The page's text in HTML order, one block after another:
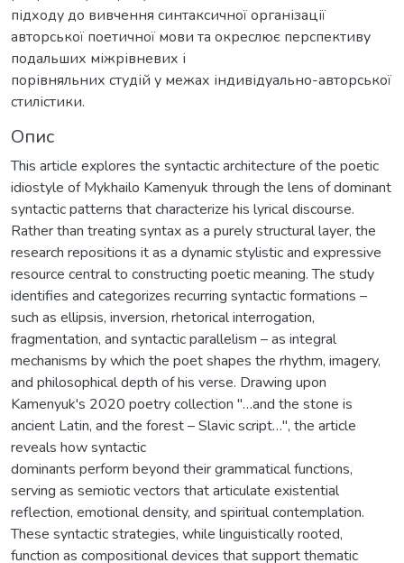
підходу до вивчення синтаксичної організації
авторської поетичної мови та окреслює перспективу
подальших міжрівневих і
порівняльних студій у межах індивідуально-авторської
стилістики.
Опис
This article explores the syntactic architecture of the poetic
idiostyle of Mykhailo Kamenyuk through the lens of dominant
syntactic patterns that characterize his lyrical discourse.
Rather than treating syntax as a purely structural layer, the
research repositions it as a dynamic stylistic and expressive
resource central to constructing poetic meaning. The study
identifies and categorizes recurring syntactic formations –
such as ellipsis, inversion, rhetorical interrogation,
fragmentation, and syntactic parallelism – as integral
mechanisms by which the poet shapes the rhythm, imagery,
and philosophical depth of his verse. Drawing upon
Kamenyuk's 2020 poetry collection "…and the stone is
ancient Latin, and the forest – Slavic script…", the article
reveals how syntactic
dominants perform beyond their grammatical functions,
serving as semiotic vectors that articulate existential
reflection, emotional density, and spiritual contemplation.
These syntactic strategies, while linguistically rooted,
function as compositional devices that support thematic